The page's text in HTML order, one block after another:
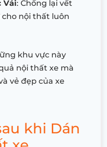
Vải: Chống lại vết
cho nội thất luôn
khu vực này
nội thất xe mà
vẻ đẹp của xe
khi Dán